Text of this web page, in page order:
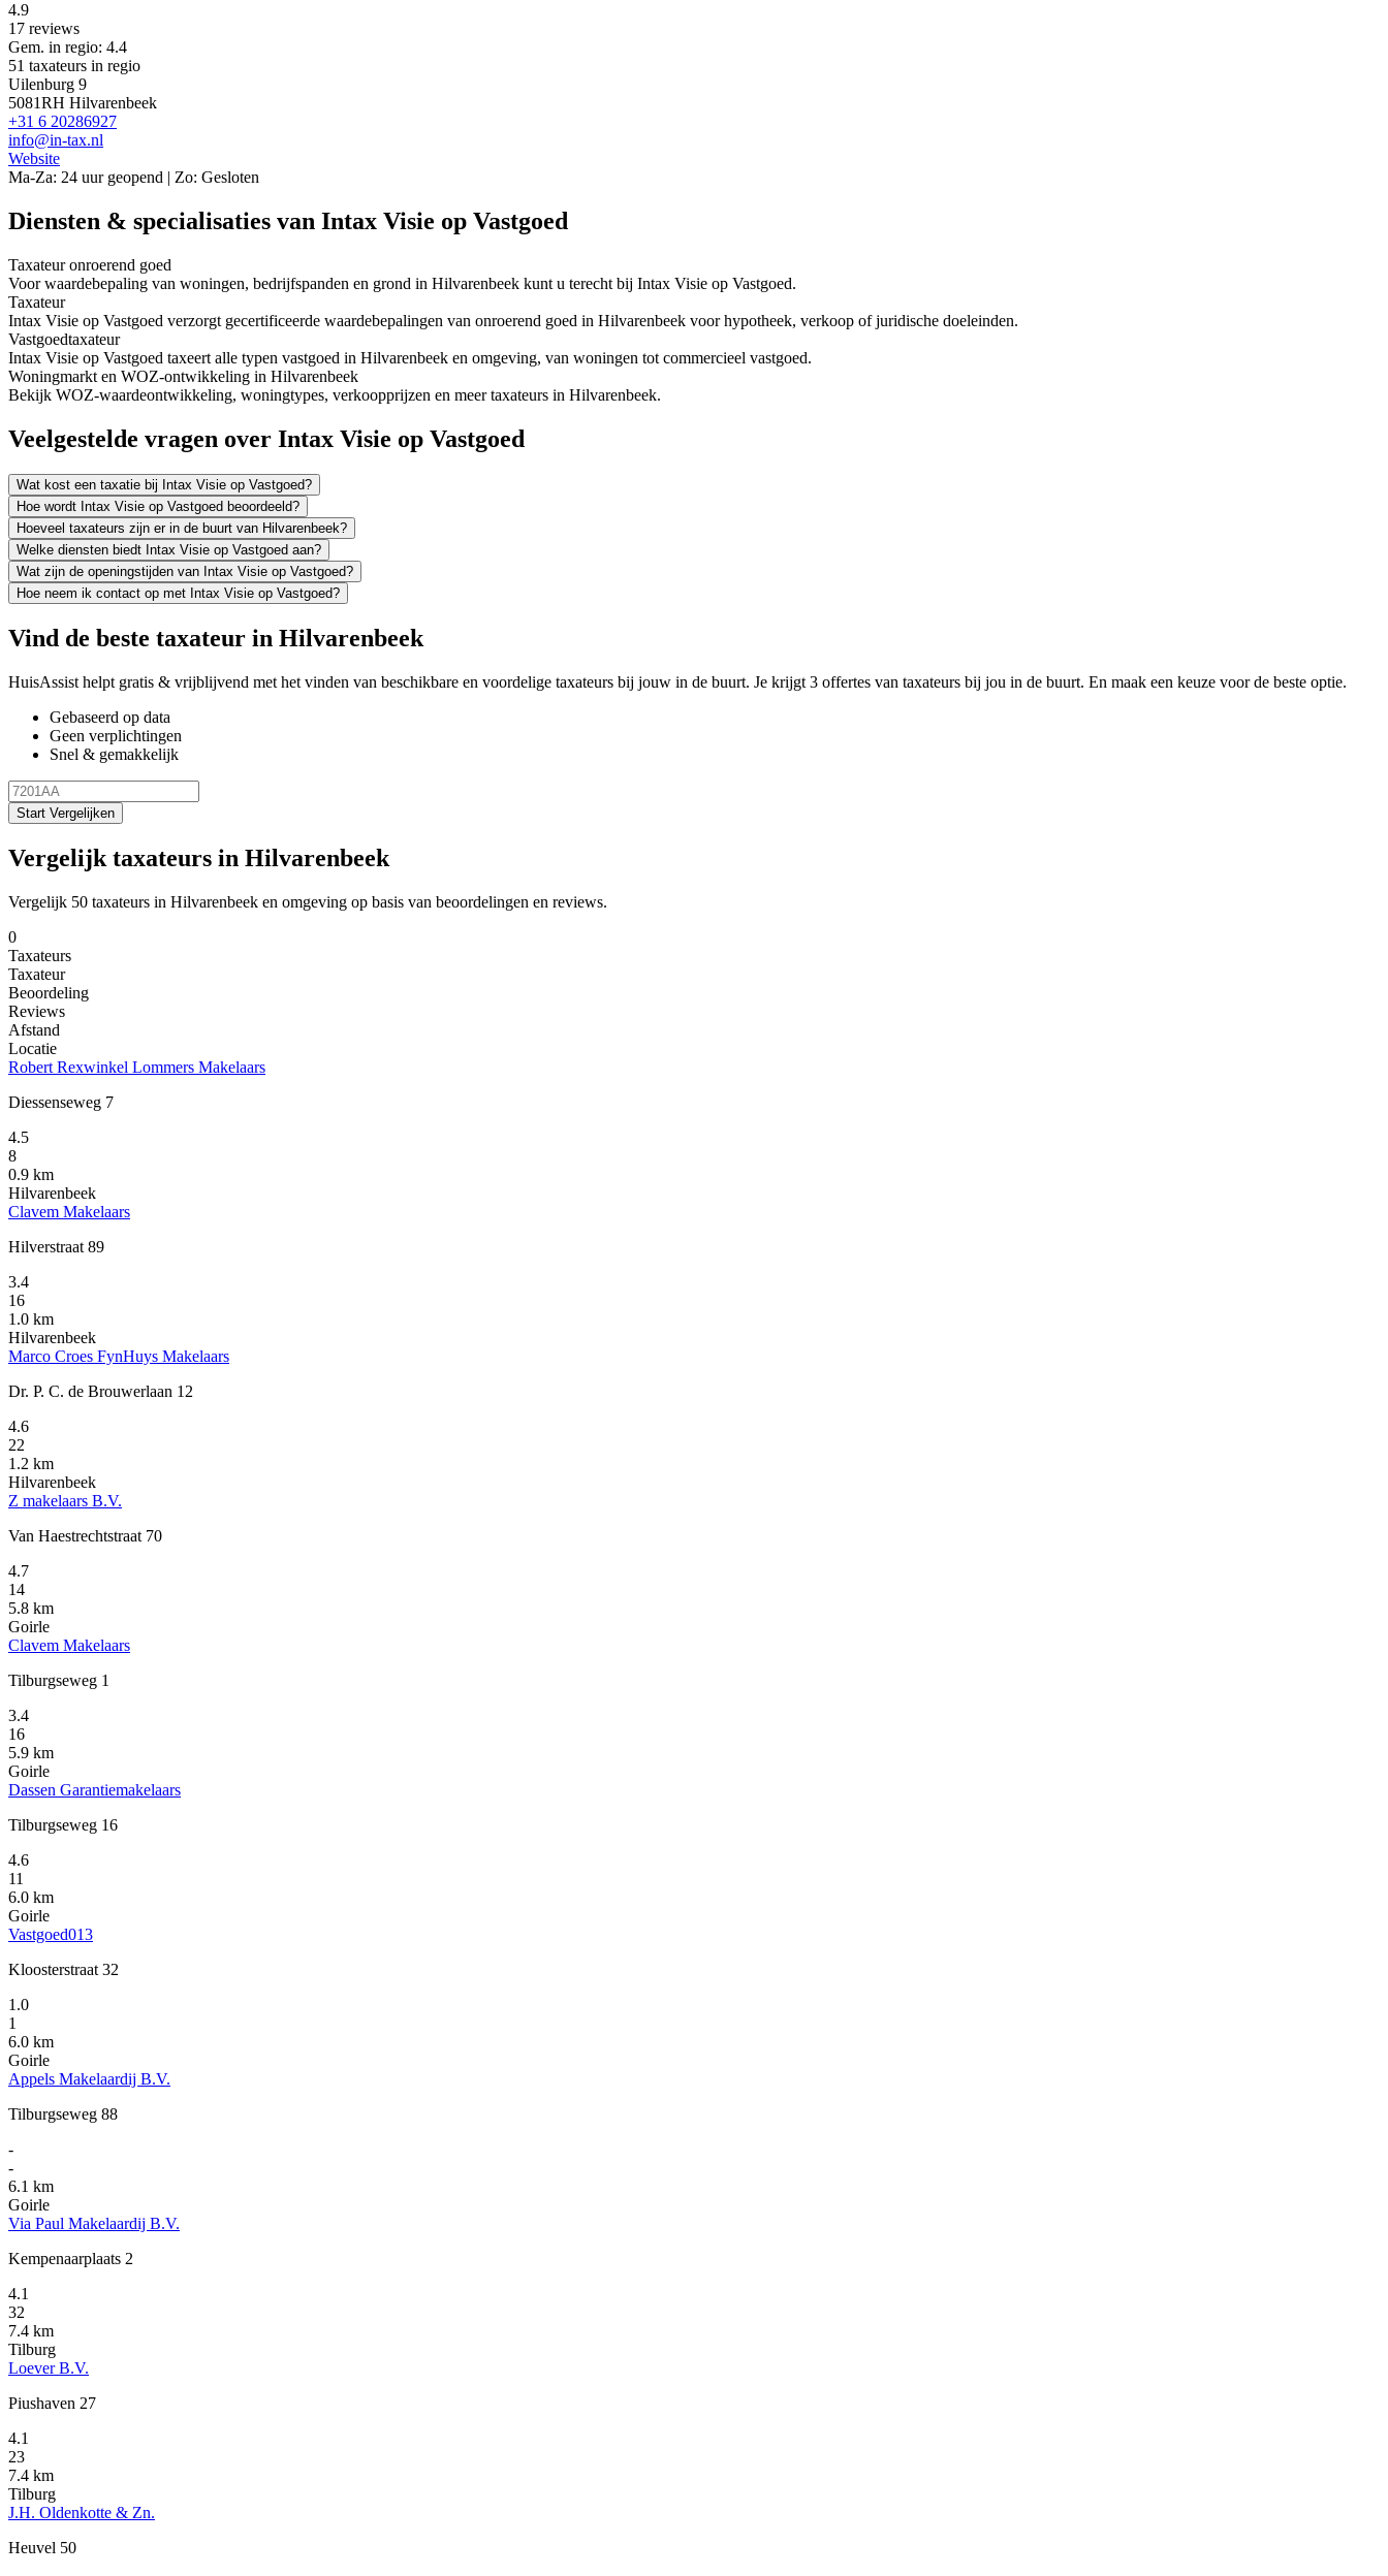
4.9
17 reviews
Gem. in regio: 4.4
51 taxateurs in regio
Uilenburg 9
5081RH Hilvarenbeek
+31 6 20286927
info@in-tax.nl
Website
Ma-Za: 24 uur geopend | Zo: Gesloten
Diensten & specialisaties van Intax Visie op Vastgoed
Taxateur onroerend goed
Voor waardebepaling van woningen, bedrijfspanden en grond in Hilvarenbeek kunt u terecht bij Intax Visie op Vastgoed.
Taxateur
Intax Visie op Vastgoed verzorgt gecertificeerde waardebepalingen van onroerend goed in Hilvarenbeek voor hypotheek, verkoop of juridische doeleinden.
Vastgoedtaxateur
Intax Visie op Vastgoed taxeert alle typen vastgoed in Hilvarenbeek en omgeving, van woningen tot commercieel vastgoed.
Woningmarkt en WOZ-ontwikkeling in Hilvarenbeek
Bekijk WOZ-waardeontwikkeling, woningtypes, verkoopprijzen en meer taxateurs in Hilvarenbeek.
Veelgestelde vragen over Intax Visie op Vastgoed
Wat kost een taxatie bij Intax Visie op Vastgoed?
Hoe wordt Intax Visie op Vastgoed beoordeeld?
Hoeveel taxateurs zijn er in de buurt van Hilvarenbeek?
Welke diensten biedt Intax Visie op Vastgoed aan?
Wat zijn de openingstijden van Intax Visie op Vastgoed?
Hoe neem ik contact op met Intax Visie op Vastgoed?
Vind de beste taxateur in Hilvarenbeek
HuisAssist helpt gratis & vrijblijvend met het vinden van beschikbare en voordelige taxateurs bij jouw in de buurt. Je krijgt 3 offertes van taxateurs bij jou in de buurt. En maak een keuze voor de beste optie.
Gebaseerd op data
Geen verplichtingen
Snel & gemakkelijk
Start Vergelijken
Vergelijk taxateurs in Hilvarenbeek
Vergelijk 50 taxateurs in Hilvarenbeek en omgeving op basis van beoordelingen en reviews.
0
Taxateurs
Taxateur
Beoordeling
Reviews
Afstand
Locatie
Robert Rexwinkel Lommers Makelaars
Diessenseweg 7
4.5
8
0.9 km
Hilvarenbeek
Clavem Makelaars
Hilverstraat 89
3.4
16
1.0 km
Hilvarenbeek
Marco Croes FynHuys Makelaars
Dr. P. C. de Brouwerlaan 12
4.6
22
1.2 km
Hilvarenbeek
Z makelaars B.V.
Van Haestrechtstraat 70
4.7
14
5.8 km
Goirle
Clavem Makelaars
Tilburgseweg 1
3.4
16
5.9 km
Goirle
Dassen Garantiemakelaars
Tilburgseweg 16
4.6
11
6.0 km
Goirle
Vastgoed013
Kloosterstraat 32
1.0
1
6.0 km
Goirle
Appels Makelaardij B.V.
Tilburgseweg 88
-
-
6.1 km
Goirle
Via Paul Makelaardij B.V.
Kempenaarplaats 2
4.1
32
7.4 km
Tilburg
Loever B.V.
Piushaven 27
4.1
23
7.4 km
Tilburg
J.H. Oldenkotte & Zn.
Heuvel 50